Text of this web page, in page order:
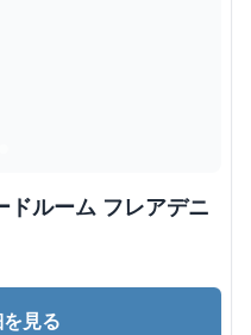
ドルーム フレアデニ
見る